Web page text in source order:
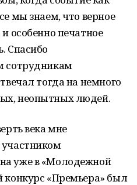
мы знаем, что верное
особенно печатное
Спасибо
сотрудникам
тогда на немного
неопытных людей.
века мне
участником
уже в «Молодежной
конкурс «Премьера» был